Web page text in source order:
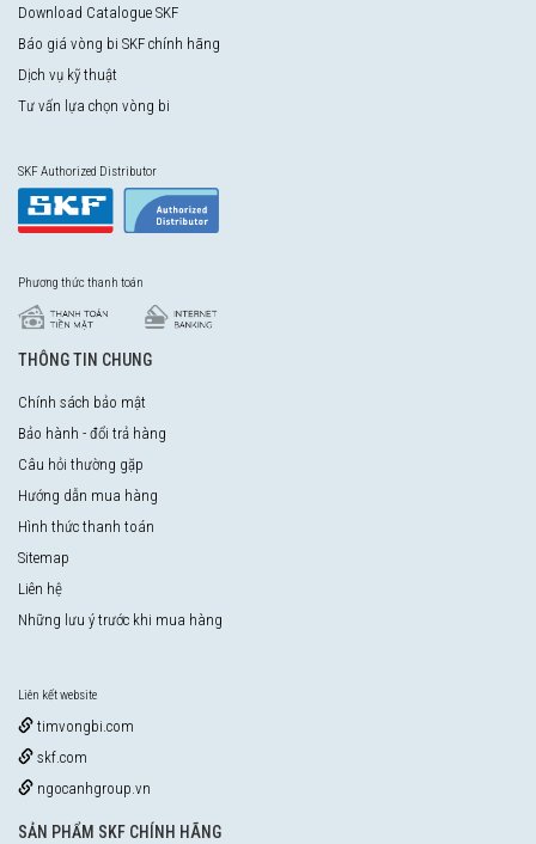
Download Catalogue SKF
Báo giá vòng bi SKF chính hãng
Dịch vụ kỹ thuật
Tư vấn lựa chọn vòng bi
SKF Authorized Distributor
Phương thức thanh toán
THÔNG TIN CHUNG
Chính sách bảo mật
Bảo hành - đổi trả hàng
Câu hỏi thường gặp
Hướng dẫn mua hàng
Hình thức thanh toán
Sitemap
Liên hệ
Những lưu ý trước khi mua hàng
Liên kết website
timvongbi.com
skf.com
ngocanhgroup.vn
SẢN PHẨM SKF CHÍNH HÃNG